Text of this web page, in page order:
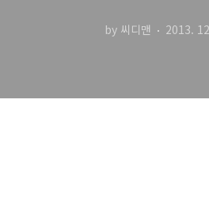
by 씨디맨 2013.